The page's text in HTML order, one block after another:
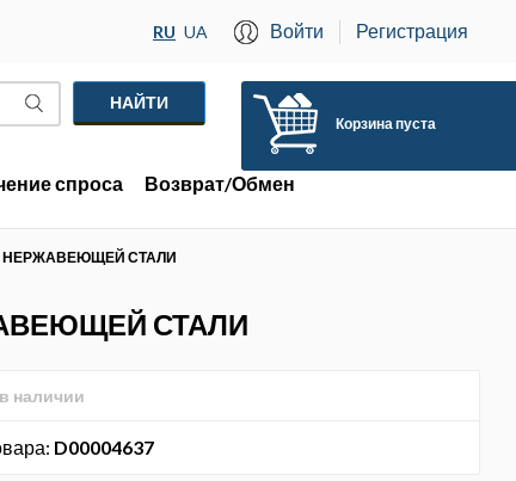
RU UA Войти Регистрация
Корзина пуста
спроса Возврат/Обмен
НЕРЖАВЕЮЩЕЙ СТАЛИ
СТАЛИ
наличии
D00004637